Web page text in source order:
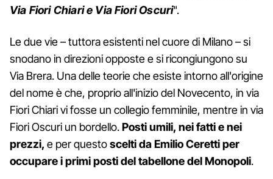
Via Fiori Chiari e Via Fiori Oscuri".
Le due vie – tuttora esistenti nel cuore di Milano – si
snodano in direzioni opposte e si ricongiungono su
Via Brera. Una delle teorie che esiste intorno all'origine
del nome è che, proprio all'inizio del Novecento, in via
Fiori Chiari vi fosse un collegio femminile, mentre in via
Fiori Oscuri un bordello.Posti umili, nei fatti e nei
prezzi, e per questoscelti da Emilio Ceretti per
occupare i primi posti del tabellone del Monopoli.